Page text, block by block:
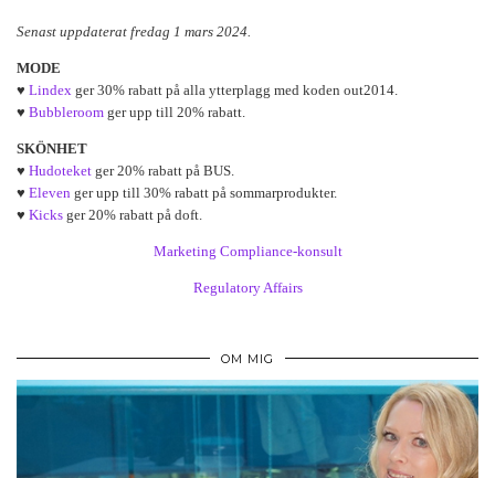
Senast uppdaterat fredag 1 mars 2024.
MODE
♥ Lindex ger 30% rabatt på alla ytterplagg med koden out2014.
♥ Bubbleroom ger upp till 20% rabatt.
SKÖNHET
♥ Hudoteket ger 20% rabatt på BUS.
♥ Eleven ger upp till 30% rabatt på sommarprodukter.
♥ Kicks ger 20% rabatt på doft.
Marketing Compliance-konsult
Regulatory Affairs
OM MIG